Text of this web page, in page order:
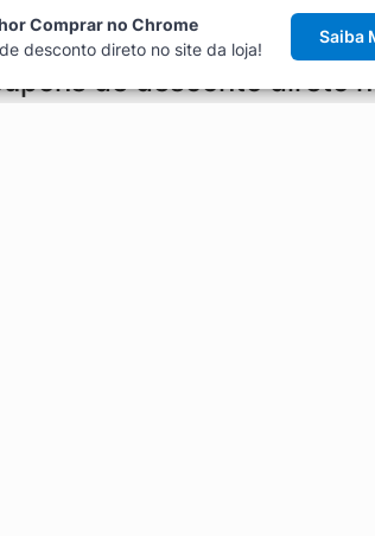
de desconto direto
Comprar no Chrome
desconto direto no site da loja!
Saiba